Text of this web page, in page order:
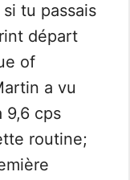
tu passais
départ
of
a vu
9,6 cps
routine;